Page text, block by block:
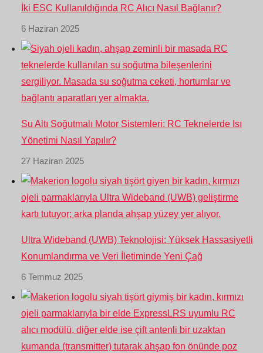
İki ESC Kullanıldığında RC Alıcı Nasıl Bağlanır?
6 Haziran 2025
Su Altı Soğutmalı Motor Sistemleri: RC Teknelerde Isı
Yönetimi Nasıl Yapılır?
27 Haziran 2025
Ultra Wideband (UWB) Teknolojisi: Yüksek Hassasiyetli
Konumlandırma ve Veri İletiminde Yeni Çağ
6 Temmuz 2025